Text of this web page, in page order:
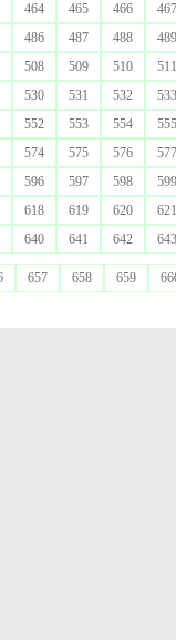
464 465 466
467
486 487 488
489
508 509 510
511
530 531 532
533
552 553 554
555
574 575 576
577
596 597 598
599
618 619 620
621
640 641 642 643
657 658 659